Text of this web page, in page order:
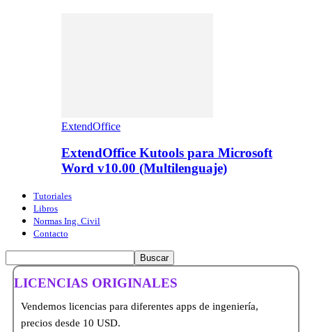
ExtendOffice
ExtendOffice Kutools para Microsoft
Word v10.00 (Multilenguaje)
Tutoriales
Libros
Normas Ing. Civil
Contacto
LICENCIAS ORIGINALES
Vendemos licencias para diferentes apps de ingeniería,
precios desde 10 USD.